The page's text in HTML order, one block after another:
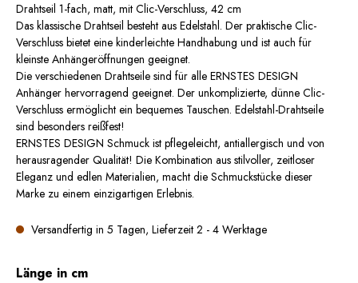
Drahtseil 1-fach, matt, mit Clic-Verschluss, 42 cm
Das klassische Drahtseil besteht aus Edelstahl. Der praktische Clic-
Verschluss bietet eine kinderleichte Handhabung und ist auch für
kleinste Anhängeröffnungen geeignet.
Die verschiedenen Drahtseile sind für alle ERNSTES DESIGN
Anhänger hervorragend geeignet. Der unkomplizierte, dünne Clic-
Verschluss ermöglicht ein bequemes Tauschen. Edelstahl-Drahtseile
sind besonders reißfest!
ERNSTES DESIGN Schmuck ist pflegeleicht, antiallergisch und von
herausragender Qualität! Die Kombination aus stilvoller, zeitloser
Eleganz und edlen Materialien, macht die Schmuckstücke dieser
Marke zu einem einzigartigen Erlebnis.
Versandfertig in 5 Tagen, Lieferzeit 2 - 4 Werktage
Länge in cmauswählen